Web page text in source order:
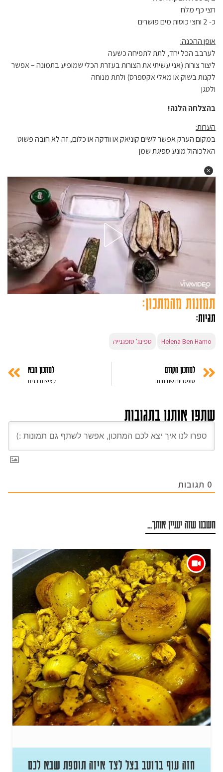
חצי כף מלח
כ- 2 וחצי כוסות מים פושרים
אופן ההכנה:
לערבב הכל יחד, לתת לתפיחה כשעה
ליצור צורות (אני עשיתי את הצורות בעזרת הכלי שמופיע בתמונה – אפשר
לקנות בשוק או מאלי אקספרס) ולתת מנוחה
ולטגן
בהצלחה הלנה!
הערות:
במקום הערק אפשר לשים קוניאק או וודקה או כלום, זה לא חובה פשוט
האלכוהול מונע ספיגת שמן
תמונות מהמתכון:
תגיות:
Helena Ben Hamo ספינג' סופגנייה
למתכון הקודם
סופגניות שחיתות
למתכון הבא
קציצות דגים
שתפו אותנו בתגובות
0 תגובות
חשבנו שזה יעניין אותך...
חזה עוף ברוטב בצל לצד איזה תוספת שבא לכם